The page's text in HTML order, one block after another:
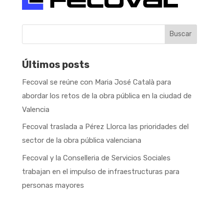
Buscar
Últimos posts
Fecoval se reúne con Maria José Català para
abordar los retos de la obra pública en la ciudad de
Valencia
Fecoval traslada a Pérez Llorca las prioridades del
sector de la obra pública valenciana
Fecoval y la Conselleria de Servicios Sociales
trabajan en el impulso de infraestructuras para
personas mayores